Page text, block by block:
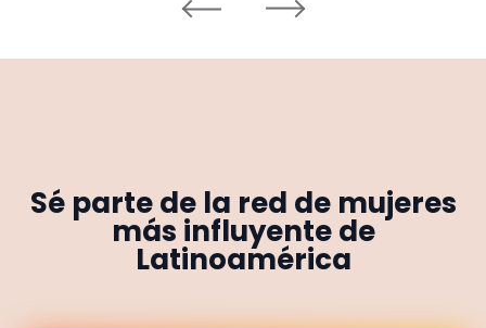
Sé parte de la red de mujeres
más influyente de
Latinoamérica